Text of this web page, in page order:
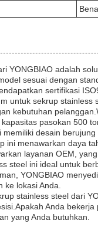
YONGBIAO adalah
sesuai dengan
sertifikasi
untuk sekrup
kebutuhan
pasokan 500
memiliki desain
ini menawarkan daya
layanan OEM,
steel ini ideal untuk
YONGBIAO
ke lokasi Anda.
stainless steel dari
Anda
yang Anda butuhkan.